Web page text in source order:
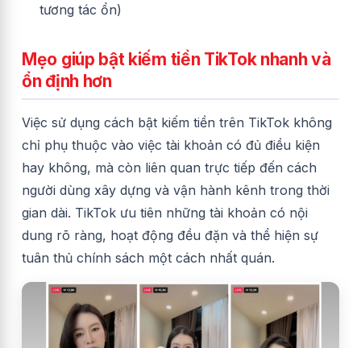
tương tác ổn)
Mẹo giúp bật kiếm tiền TikTok nhanh và
ổn định hơn
Việc sử dụng cách bật kiếm tiền trên TikTok không
chỉ phụ thuộc vào việc tài khoản có đủ điều kiện
hay không, mà còn liên quan trực tiếp đến cách
người dùng xây dựng và vận hành kênh trong thời
gian dài. TikTok ưu tiên những tài khoản có nội
dung rõ ràng, hoạt động đều đặn và thể hiện sự
tuân thủ chính sách một cách nhất quán.